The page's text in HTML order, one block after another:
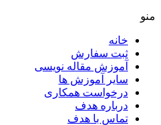
منو
خانه
ثبت سفارش
آموزش مقاله نویسی
سایر آموزش ها
درخواست همکاری
درباره هدف
تماس با هدف